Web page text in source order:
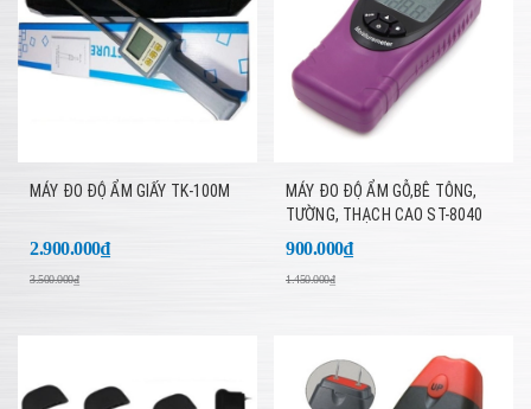
MÁY ĐO ĐỘ ẨM GIẤY TK-100M
2.900.000₫
3.500.000₫
MÁY ĐO ĐỘ ẨM GỖ,BÊ TÔNG,
TƯỜNG, THẠCH CAO ST-8040
900.000₫
1.450.000₫